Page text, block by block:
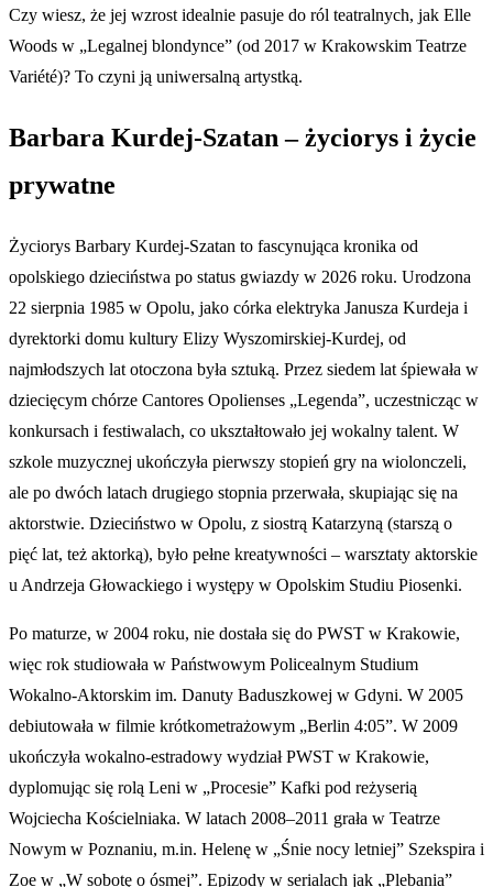
Czy wiesz, że jej wzrost idealnie pasuje do ról teatralnych, jak Elle
Woods w „Legalnej blondynce” (od 2017 w Krakowskim Teatrze
Variété)? To czyni ją uniwersalną artystką.
Barbara Kurdej-Szatan – życiorys i życie
prywatne
Życiorys Barbary Kurdej-Szatan to fascynująca kronika od
opolskiego dzieciństwa po status gwiazdy w 2026 roku. Urodzona
22 sierpnia 1985 w Opolu, jako córka elektryka Janusza Kurdeja i
dyrektorki domu kultury Elizy Wyszomirskiej-Kurdej, od
najmłodszych lat otoczona była sztuką. Przez siedem lat śpiewała w
dziecięcym chórze Cantores Opolienses „Legenda”, uczestnicząc w
konkursach i festiwalach, co ukształtowało jej wokalny talent. W
szkole muzycznej ukończyła pierwszy stopień gry na wiolonczeli,
ale po dwóch latach drugiego stopnia przerwała, skupiając się na
aktorstwie. Dzieciństwo w Opolu, z siostrą Katarzyną (starszą o
pięć lat, też aktorką), było pełne kreatywności – warsztaty aktorskie
u Andrzeja Głowackiego i występy w Opolskim Studiu Piosenki.
Po maturze, w 2004 roku, nie dostała się do PWST w Krakowie,
więc rok studiowała w Państwowym Policealnym Studium
Wokalno-Aktorskim im. Danuty Baduszkowej w Gdyni. W 2005
debiutowała w filmie krótkometrażowym „Berlin 4:05”. W 2009
ukończyła wokalno-estradowy wydział PWST w Krakowie,
dyplomując się rolą Leni w „Procesie” Kafki pod reżyserią
Wojciecha Kościelniaka. W latach 2008–2011 grała w Teatrze
Nowym w Poznaniu, m.in. Helenę w „Śnie nocy letniej” Szekspira i
Zoe w „W sobotę o ósmej”. Epizody w serialach jak „Plebania”